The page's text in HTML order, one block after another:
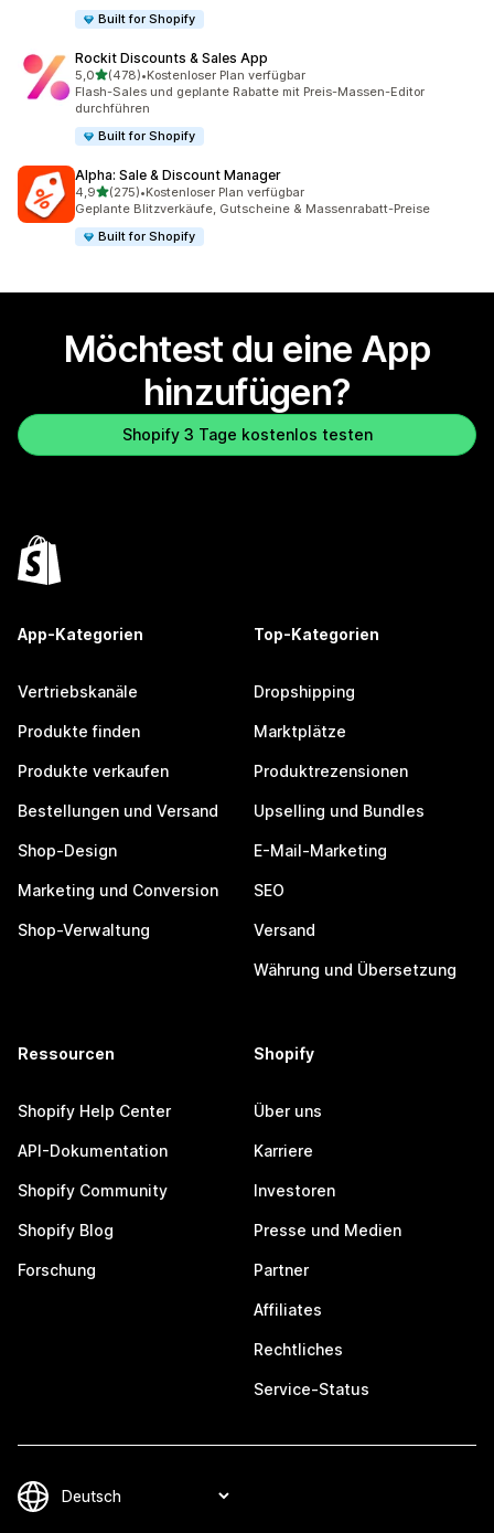
Built for Shopify
Rockit Discounts & Sales App
5,0von 5 Sternen
(478)
478 Rezensionen insgesamt
•Kostenloser Plan verfügbar
Flash-Sales und geplante Rabatte mit Preis-Massen-Editor
durchführen
Built for Shopify
Alpha: Sale & Discount Manager
4,9von 5 Sternen
(275)
275 Rezensionen insgesamt
•Kostenloser Plan verfügbar
Geplante Blitzverkäufe, Gutscheine & Massenrabatt-Preise
Built for Shopify
Möchtest du eine App
hinzufügen?
Shopify 3 Tage kostenlos testen
App-Kategorien
Vertriebskanäle
Produkte finden
Produkte verkaufen
Bestellungen und Versand
Shop-Design
Marketing und Conversion
Shop-Verwaltung
Top-Kategorien
Dropshipping
Marktplätze
Produktrezensionen
Upselling und Bundles
E-Mail-Marketing
SEO
Versand
Währung und Übersetzung
Ressourcen
Shopify Help Center
API-Dokumentation
Shopify Community
Shopify Blog
Forschung
Shopify
Über uns
Karriere
Investoren
Presse und Medien
Partner
Affiliates
Rechtliches
Service-Status